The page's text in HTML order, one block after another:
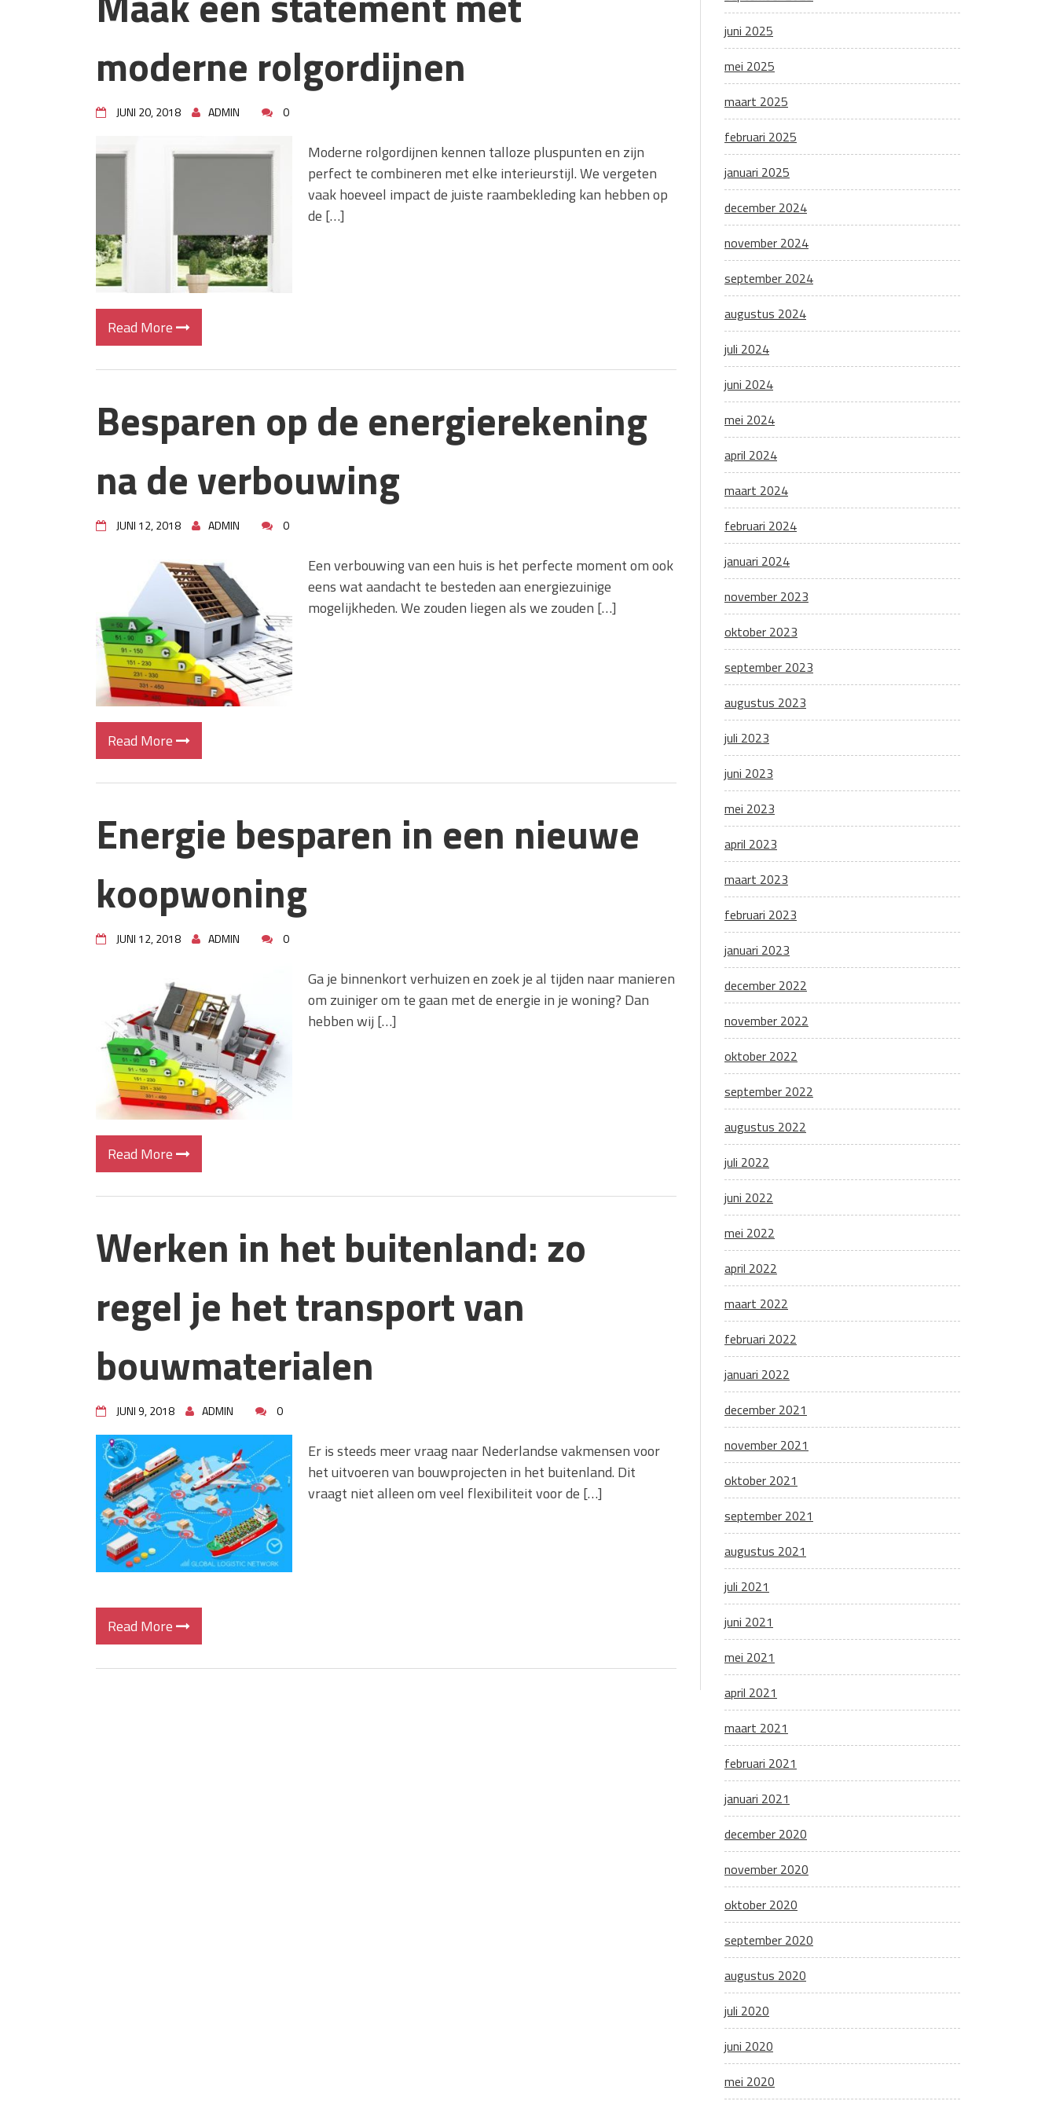
moderne rolgordijnen
JUNI 20, 2018 ADMIN 0
Moderne rolgordijnen kennen talloze pluspunten en zijn
perfect te combineren met elke interieurstijl. We vergeten
vaak hoeveel impact de juiste raambekleding kan hebben op
de […]
Read More
Besparen op de energierekening
na de verbouwing
JUNI 12, 2018 ADMIN 0
Een verbouwing van een huis is het perfecte moment om ook
eens wat aandacht te besteden aan energiezuinige
mogelijkheden. We zouden liegen als we zouden […]
Read More
Energie besparen in een nieuwe
koopwoning
JUNI 12, 2018 ADMIN 0
Ga je binnenkort verhuizen en zoek je al tijden naar manieren
om zuiniger om te gaan met de energie in je woning? Dan
hebben wij […]
Read More
Werken in het buitenland: zo
regel je het transport van
bouwmaterialen
JUNI 9, 2018 ADMIN 0
Er is steeds meer vraag naar Nederlandse vakmensen voor
het uitvoeren van bouwprojecten in het buitenland. Dit
vraagt niet alleen om veel flexibiliteit voor de […]
Read More
juni 2025
mei 2025
maart 2025
februari 2025
januari 2025
december 2024
november 2024
september 2024
augustus 2024
juli 2024
juni 2024
mei 2024
april 2024
maart 2024
februari 2024
januari 2024
november 2023
oktober 2023
september 2023
augustus 2023
juli 2023
juni 2023
mei 2023
april 2023
maart 2023
februari 2023
januari 2023
december 2022
november 2022
oktober 2022
september 2022
augustus 2022
juli 2022
juni 2022
mei 2022
april 2022
maart 2022
februari 2022
januari 2022
december 2021
november 2021
oktober 2021
september 2021
augustus 2021
juli 2021
juni 2021
mei 2021
april 2021
maart 2021
februari 2021
januari 2021
december 2020
november 2020
oktober 2020
september 2020
augustus 2020
juli 2020
juni 2020
mei 2020